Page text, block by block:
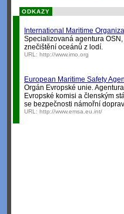
ODKAZY
International Maritime
Specializovaná agentura
znečištění oceánů z lodí.
URL: http://www.imo.org
European Maritime Safety
Orgán Evropské unie.
Evropské komisi a členským
se bezpečnosti námořní
URL: http://www.emsa.eu.int/